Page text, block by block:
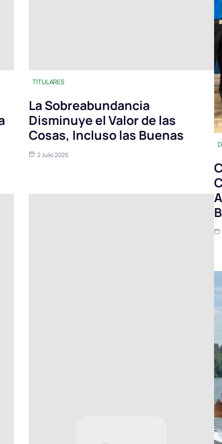
TITULARES
La Sobreabundancia
Disminuye el Valor de las
Cosas, Incluso las Buenas
2 Julio 2026